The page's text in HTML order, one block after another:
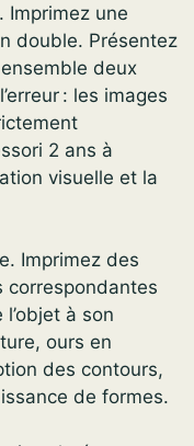
Imprimez une
double. Présentez
deux
: les images
2 ans à
visuelle et la
Imprimez des
correspondantes
à son
ours en
des contours,
de formes.